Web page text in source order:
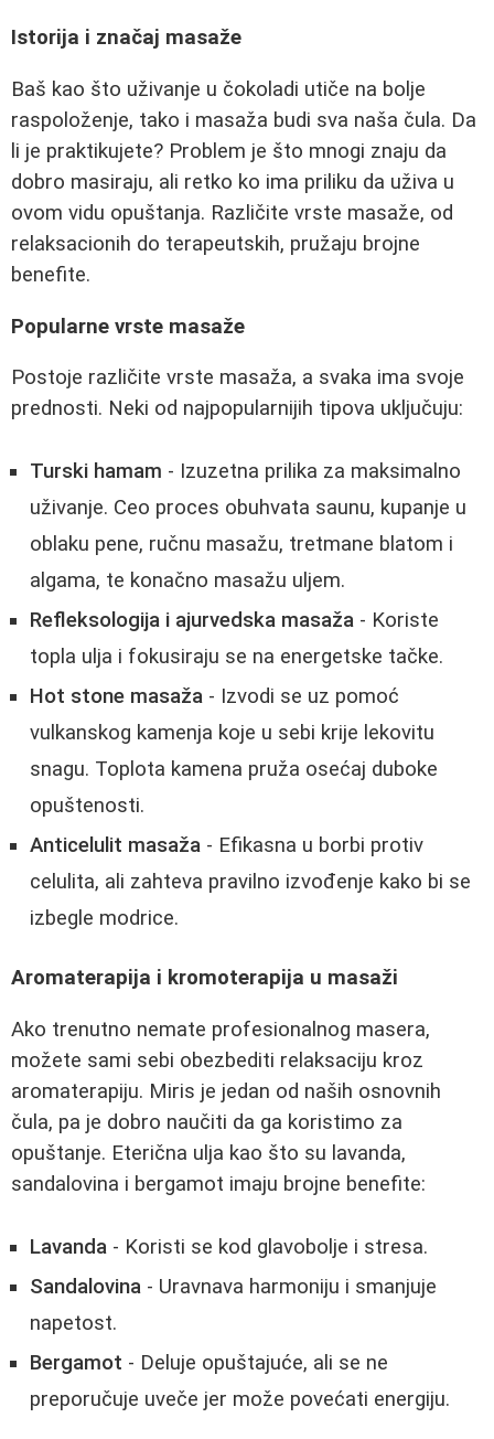
Istorija i značaj masaže
Baš kao što uživanje u čokoladi utiče na bolje
raspoloženje, tako i masaža budi sva naša čula. Da
li je praktikujete? Problem je što mnogi znaju da
dobro masiraju, ali retko ko ima priliku da uživa u
ovom vidu opuštanja. Različite vrste masaže, od
relaksacionih do terapeutskih, pružaju brojne
benefite.
Popularne vrste masaže
Postoje različite vrste masaža, a svaka ima svoje
prednosti. Neki od najpopularnijih tipova uključuju:
Turski hamam - Izuzetna prilika za maksimalno
uživanje. Ceo proces obuhvata saunu, kupanje u
oblaku pene, ručnu masažu, tretmane blatom i
algama, te konačno masažu uljem.
Refleksologija i ajurvedska masaža - Koriste
topla ulja i fokusiraju se na energetske tačke.
Hot stone masaža - Izvodi se uz pomoć
vulkanskog kamenja koje u sebi krije lekovitu
snagu. Toplota kamena pruža osećaj duboke
opuštenosti.
Anticelulit masaža - Efikasna u borbi protiv
celulita, ali zahteva pravilno izvođenje kako bi se
izbegle modrice.
Aromaterapija i kromoterapija u masaži
Ako trenutno nemate profesionalnog masera,
možete sami sebi obezbediti relaksaciju kroz
aromaterapiju. Miris je jedan od naših osnovnih
čula, pa je dobro naučiti da ga koristimo za
opuštanje. Eterična ulja kao što su lavanda,
sandalovina i bergamot imaju brojne benefite:
Lavanda - Koristi se kod glavobolje i stresa.
Sandalovina - Uravnava harmoniju i smanjuje
napetost.
Bergamot - Deluje opuštajuće, ali se ne
preporučuje uveče jer može povećati energiju.